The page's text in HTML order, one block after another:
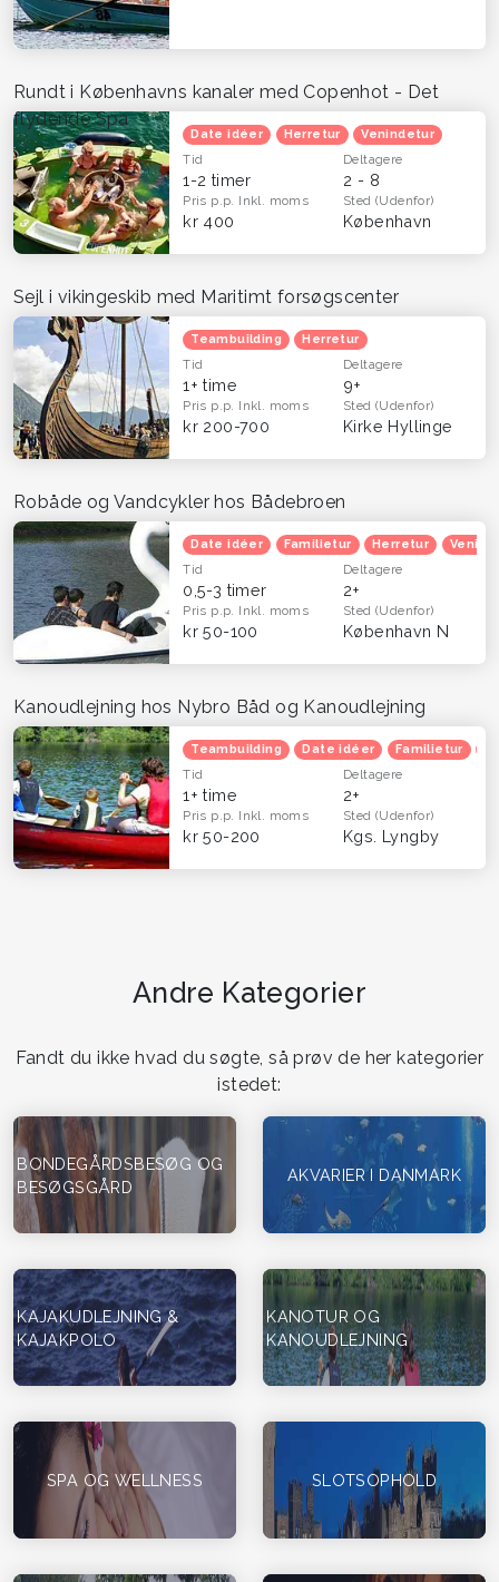
Rundt i Københavns kanaler med Copenhot - Det
flydende Spa
Date idéer Herretur Venindetur
Tid
1-2 timer
Deltagere
2 - 8
Pris p.p. Inkl. moms
kr 400
Sted(Udenfor)
København
Sejl i vikingeskib med Maritimt forsøgscenter
Teambuilding Herretur
Tid
1+ time
Deltagere
9+
Pris p.p. Inkl. moms
kr 200-700
Sted(Udenfor)
Kirke Hyllinge
Robåde og Vandcykler hos Bådebroen
Date idéer Familietur Herretur
Tid
0,5-3 timer
Deltagere
2+
Pris p.p. Inkl. moms
kr 50-100
Sted(Udenfor)
København N
Kanoudlejning hos Nybro Båd og Kanoudlejning
Teambuilding Date idéer Familietur
Tid
1+ time
Deltagere
2+
Pris p.p. Inkl. moms
kr 50-200
Sted(Udenfor)
Kgs. Lyngby
Andre Kategorier
Fandt du ikke hvad du søgte, så prøv de her kategorier
istedet:
BONDEGÅRDSBESØG OG
BESØGSGÅRD
AKVARIER I DANMARK
KAJAKUDLEJNING &
KAJAKPOLO
KANOTUR OG
KANOUDLEJNING
SPA OG WELLNESS SLOTSOPHOLD